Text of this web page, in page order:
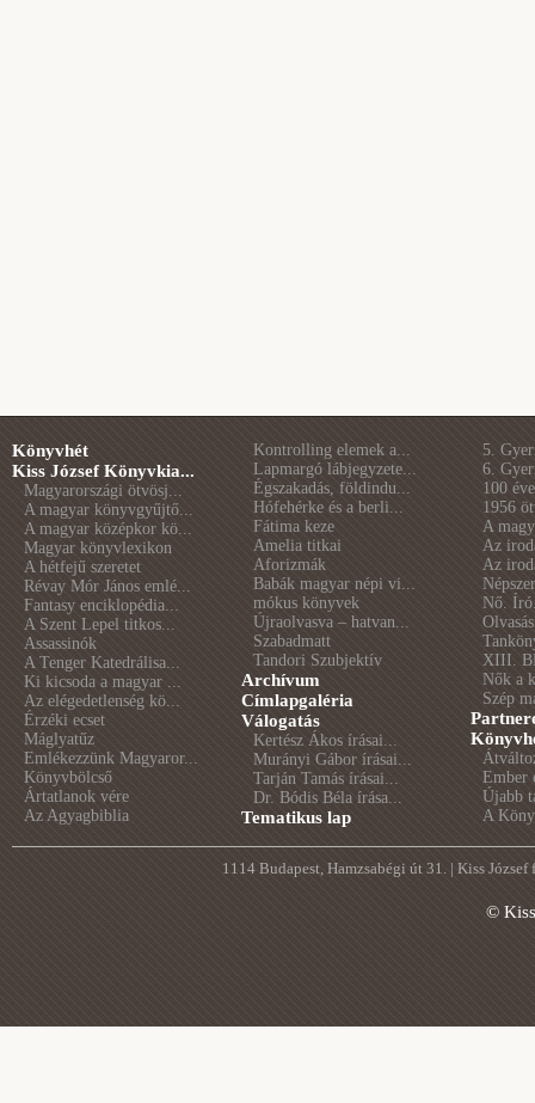
Könyvhét
Kiss József Könyvkia...
Magyarországi ötvösj...
A magyar könyvgyűjtő...
A magyar középkor kö...
Magyar könyvlexikon
A hétfejű szeretet
Révay Mór János emlé...
Fantasy enciklopédia...
A Szent Lepel titkos...
Assassinók
A Tenger Katedrálisa...
Ki kicsoda a magyar ...
Az elégedetlenség kö...
Érzéki ecset
Máglyatűz
Emlékezzünk Magyaror...
Könyvbölcső
Ártatlanok vére
Az Agyagbiblia
Kontrolling elemek a...
Lapmargó lábjegyzete...
Égszakadás, földindu...
Hófehérke és a berli...
Fátima keze
Amelia titkai
Aforizmák
Babák magyar népi vi...
mókus könyvek
Újraolvasva – hatvan...
Szabadmatt
Tandori Szubjektív
Archívum
Címlapgaléria
Válogatás
Kertész Ákos írásai...
Murányi Gábor írásai...
Tarján Tamás írásai...
Dr. Bódis Béla írása...
Tematikus lap
5.
6.
100
1956
A
Az
Az
Nő.
XIII.
Nők a
Szép
Ember
Újabb
A
1114 Budapest, Hamzsabégi út 31. | Kiss
©